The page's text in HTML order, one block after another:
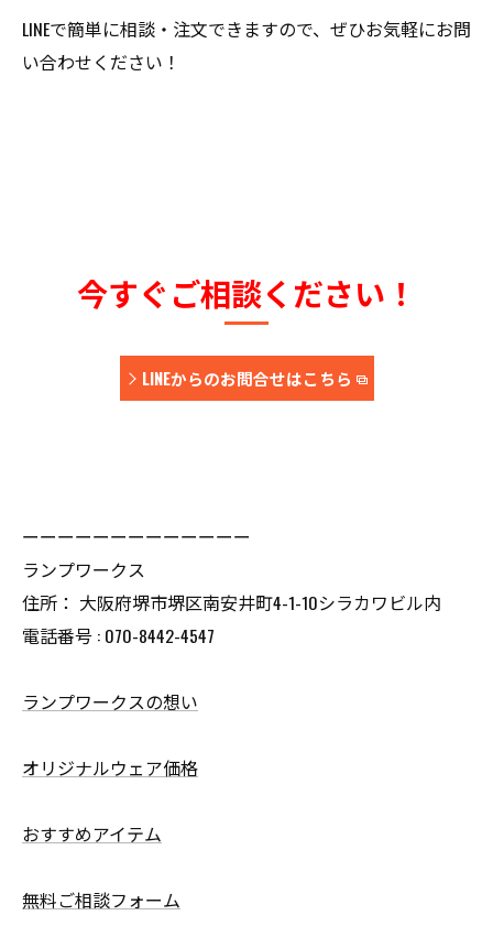
LINEで簡単に相談・注文できますので、ぜひお気軽にお問
い合わせください！
今すぐご相談ください！
LINEからのお問合せはこちら
ーーーーーーーーーーーーー
ランプワークス
住所： 大阪府堺市堺区南安井町4-1-10シラカワビル内
電話番号 : 070-8442-4547
ランプワークスの想い
オリジナルウェア価格
おすすめアイテム
無料ご相談フォーム